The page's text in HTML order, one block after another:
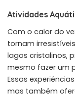
Atividades
Com o calor do
tornam
lagos cristalinos,
mesmo fazer um
Essas
mas também